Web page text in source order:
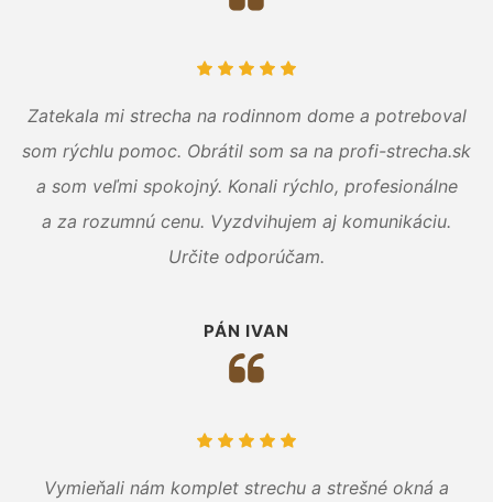
Zatekala mi strecha na rodinnom dome a potreboval
som rýchlu pomoc. Obrátil som sa na profi-strecha.sk
a som veľmi spokojný. Konali rýchlo, profesionálne
a za rozumnú cenu. Vyzdvihujem aj komunikáciu.
Určite odporúčam.
PÁN IVAN
Vymieňali nám komplet strechu a strešné okná a